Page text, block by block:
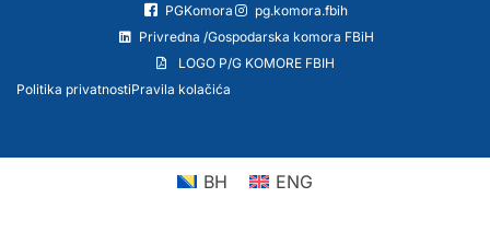
PGKomora
pg.komora.fbih
Privredna /Gospodarska komora FBiH
LOGO P/G KOMORE FBIH
Politika privatnostiPravila kolačića
BH ENG